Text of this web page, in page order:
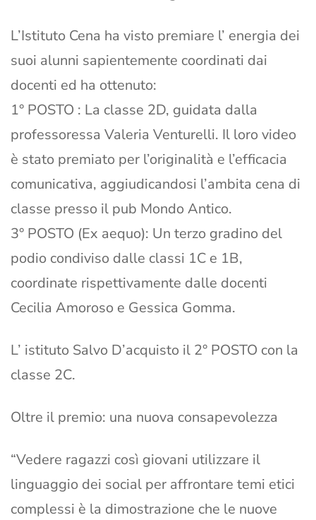
L’Istituto Cena ha visto premiare l’ energia dei
suoi alunni sapientemente coordinati dai
docenti ed ha ottenuto:
1° POSTO : La classe 2D, guidata dalla
professoressa Valeria Venturelli. Il loro video
è stato premiato per l’originalità e l’efficacia
comunicativa, aggiudicandosi l’ambita cena di
classe presso il pub Mondo Antico.
3° POSTO (Ex aequo): Un terzo gradino del
podio condiviso dalle classi 1C e 1B,
coordinate rispettivamente dalle docenti
Cecilia Amoroso e Gessica Gomma.
L’ istituto Salvo D’acquisto il 2° POSTO con la
classe 2C.
Oltre il premio: una nuova consapevolezza
“Vedere ragazzi così giovani utilizzare il
linguaggio dei social per affrontare temi etici
complessi è la dimostrazione che le nuove